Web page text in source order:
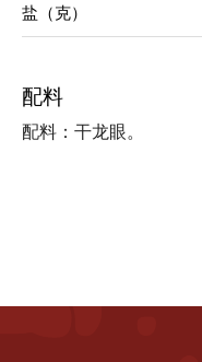
盐（克）
配料
配料：干龙眼。